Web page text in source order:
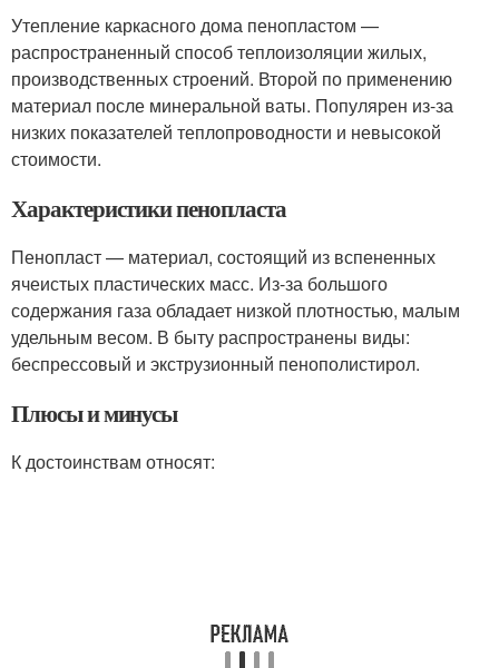
Утепление каркасного дома пенопластом —
распространенный способ теплоизоляции жилых,
производственных строений. Второй по применению
материал после минеральной ваты. Популярен из-за
низких показателей теплопроводности и невысокой
стоимости.
Характеристики пенопласта
Пенопласт — материал, состоящий из вспененных
ячеистых пластических масс. Из-за большого
содержания газа обладает низкой плотностью, малым
удельным весом. В быту распространены виды:
беспрессовый и экструзионный пенополистирол.
Плюсы и минусы
К достоинствам относят: